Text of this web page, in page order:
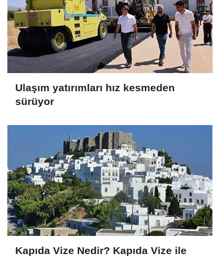
Ulaşım yatırımları hız kesmeden
sürüyor
Kapıda Vize Nedir? Kapıda Vize ile